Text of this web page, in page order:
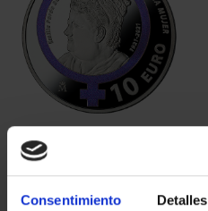
Consentimiento Detalles
EMILIA PARDO BAZÁN
(2021) 8 REALES
140,00 €